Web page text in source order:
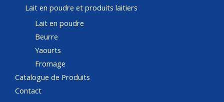
Lait en poudre et produits laitiers
Lait en poudre
Beurre
Yaourts
Fromage
Catalogue de Produits
Contact